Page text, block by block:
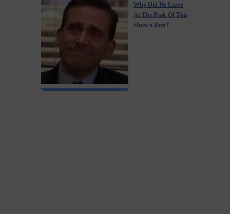
Why Did He Leave
At The Peak Of This
Show's Run?